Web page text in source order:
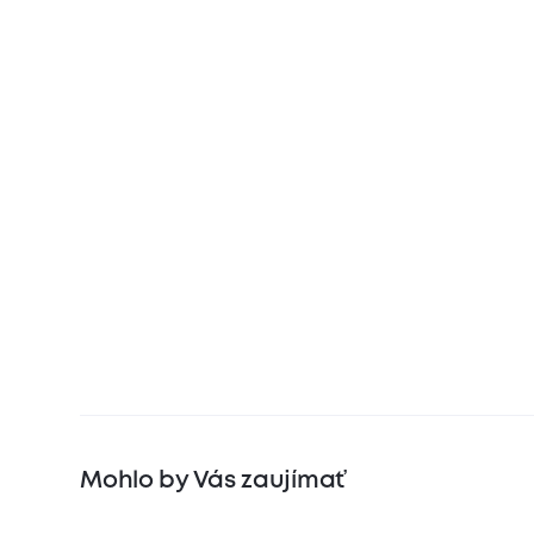
Mohlo by Vás zaujímať